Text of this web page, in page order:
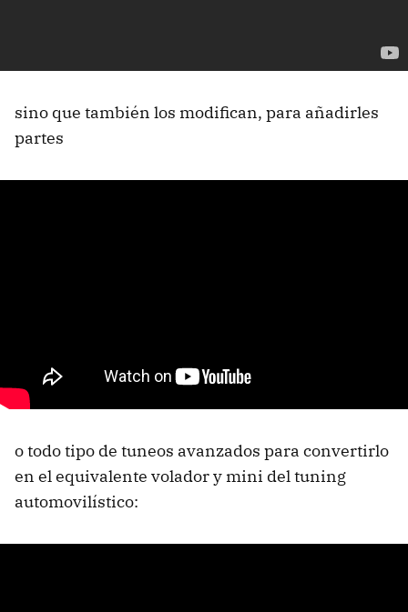
sino que también los modifican, para añadirles
partes
o todo tipo de tuneos avanzados para convertirlo
en el equivalente volador y mini del tuning
automovilístico: